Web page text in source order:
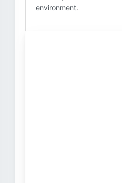
environment.